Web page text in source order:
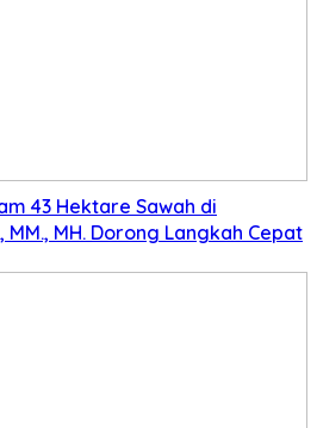
43 Hektare Sawah di
MM., MH. Dorong Langkah Cepat